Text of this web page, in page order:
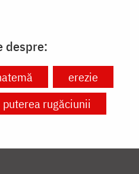
despre:
erezie
puterea rugăciunii